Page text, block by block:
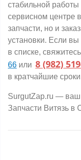
стабильной
сервисном центре
запчасти, но и
установки. Если
в списке,
66 или 8 (982)
в кратчайшие
SurgutZap.ru — ваш
Запчасти Витязь в